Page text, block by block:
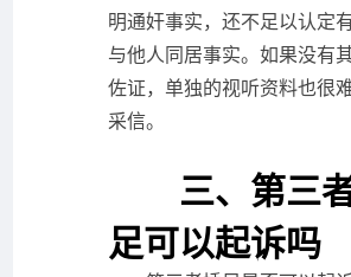
明通奸事实，还不足以认定
与他人同居事实。如果没有
佐证，单独的视听资料也很
采信。
三、第三
足可以起诉吗